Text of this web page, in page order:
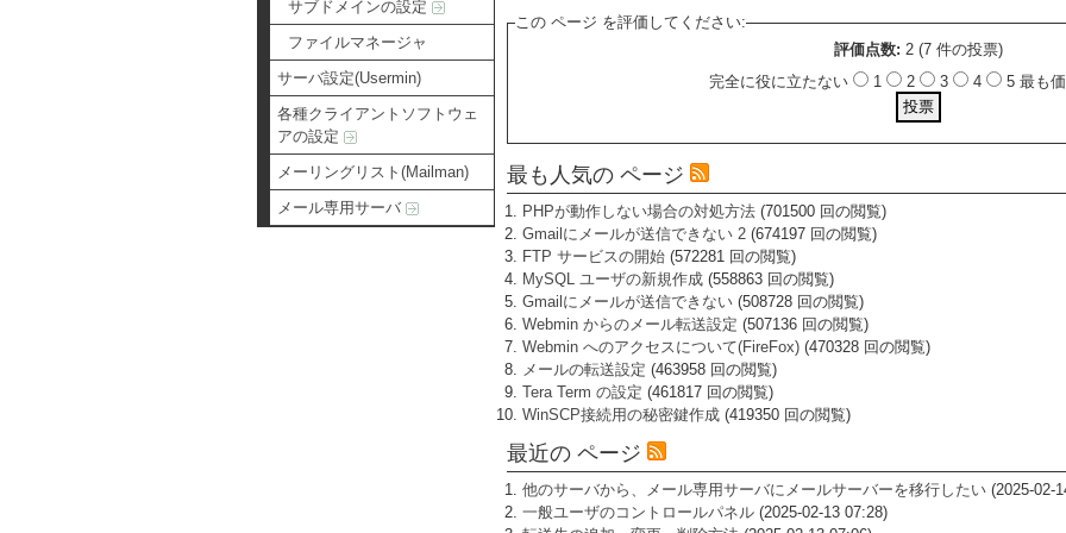
サブドメインの設定
ファイルマネージャ
サーバ設定(Usermin)
各種クライアントソフトウェ
アの設定
メーリングリスト(Mailman)
メール専用サーバ
この ページ を評価してください:
評価点数: 2 (7 件の投票)
完全に役に立たない
1 2 3 4 5 最も
最も人気の ページ
PHPが動作しない場合の対処方法(701500 回の閲覧)
Gmailにメールが送信できない 2(674197 回の閲覧)
FTP サービスの開始(572281 回の閲覧)
MySQL ユーザの新規作成(558863 回の閲覧)
Gmailにメールが送信できない(508728 回の閲覧)
Webmin からのメール転送設定 (507136 回の閲覧)
Webmin へのアクセスについて(FireFox)(470328 回の閲覧)
メールの転送設定 (463958 回の閲覧)
Tera Term の設定 (461817 回の閲覧)
WinSCP接続用の秘密鍵作成(419350 回の閲覧)
最近の ページ
他のサーバから、メール専用サーバにメールサーバーを移行したい(2025-02-
一般ユーザのコントロールパネル(2025-02-13 07:28)